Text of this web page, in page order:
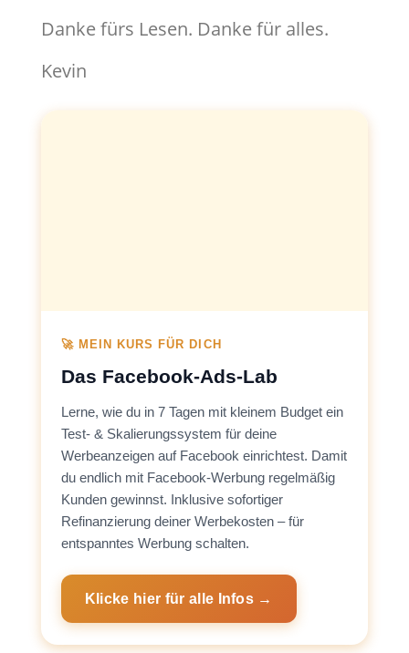
Danke fürs Lesen. Danke für alles.
Kevin
🚀 MEIN KURS FÜR DICH
Das Facebook-Ads-Lab
Lerne, wie du in 7 Tagen mit kleinem Budget ein
Test- & Skalierungssystem für deine
Werbeanzeigen auf Facebook einrichtest. Damit
du endlich mit Facebook-Werbung regelmäßig
Kunden gewinnst. Inklusive sofortiger
Refinanzierung deiner Werbekosten – für
entspanntes Werbung schalten.
Klicke hier für alle Infos →